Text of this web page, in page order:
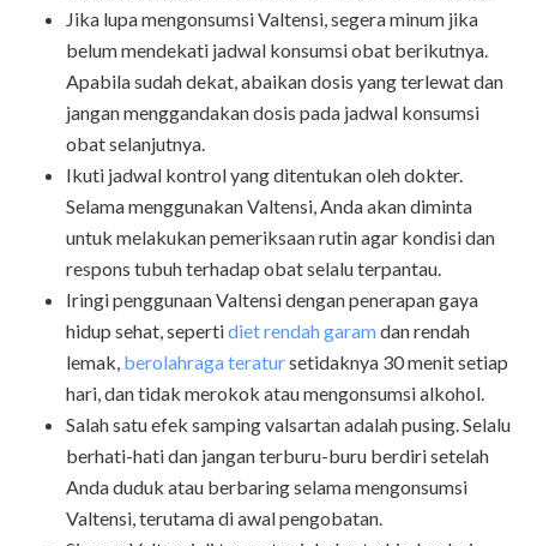
Jika lupa mengonsumsi Valtensi, segera minum jika
belum mendekati jadwal konsumsi obat berikutnya.
Apabila sudah dekat, abaikan dosis yang terlewat dan
jangan menggandakan dosis pada jadwal konsumsi
obat selanjutnya.
Ikuti jadwal kontrol yang ditentukan oleh dokter.
Selama menggunakan Valtensi, Anda akan diminta
untuk melakukan pemeriksaan rutin agar kondisi dan
respons tubuh terhadap obat selalu terpantau.
Iringi penggunaan Valtensi dengan penerapan gaya
hidup sehat, sepertidiet rendah garamdan rendah
lemak, berolahraga teratursetidaknya 30 menit setiap
hari, dan tidak merokok atau mengonsumsi alkohol.
Salah satu efek samping valsartan adalah pusing. Selalu
berhati-hati dan jangan terburu-buru berdiri setelah
Anda duduk atau berbaring selama mengonsumsi
Valtensi, terutama di awal pengobatan.